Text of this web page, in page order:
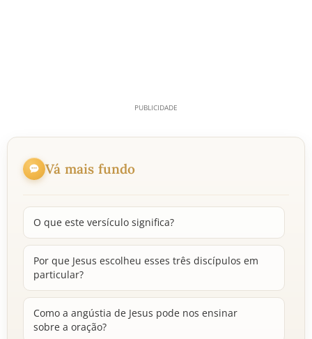
Vá mais fundo
O que este versículo significa?
Por que Jesus escolheu esses três discípulos em
particular?
Como a angústia de Jesus pode nos ensinar
sobre a oração?